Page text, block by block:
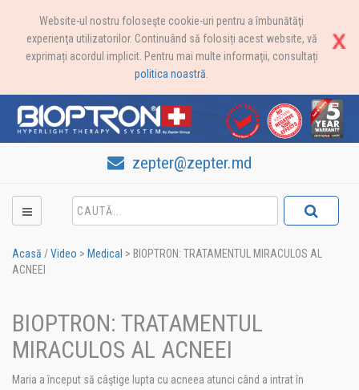
Website-ul nostru foloseşte cookie-uri pentru a îmbunătăţi
experienţa utilizatorilor. Continuând să folosiți acest website, vă
exprimați acordul implicit. Pentru mai multe informaţii, consultați
politica noastră
zepter@zepter.md
Acasă /Video > Medical > BIOPTRON: TRATAMENTUL MIRACULOS AL
ACNEEI
BIOPTRON: TRATAMENTUL
MIRACULOS AL ACNEEI
Maria a început să câştige lupta cu acneea atunci când a intrat în